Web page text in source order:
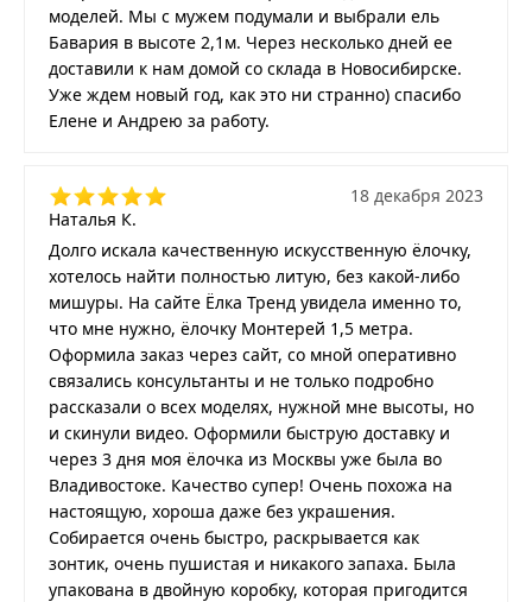
моделей. Мы с мужем подумали и выбрали ель
Бавария в высоте 2,1м. Через несколько дней ее
доставили к нам домой со склада в Новосибирске.
Уже ждем новый год, как это ни странно) спасибо
Елене и Андрею за работу.
Наталья К.
18 декабря 2023
Долго искала качественную искусственную ёлочку,
хотелось найти полностью литую, без какой-либо
мишуры. На сайте Ёлка Тренд увидела именно то,
что мне нужно, ёлочку Монтерей 1,5 метра.
Оформила заказ через сайт, со мной оперативно
связались консультанты и не только подробно
рассказали о всех моделях, нужной мне высоты, но
и скинули видео. Оформили быструю доставку и
через 3 дня моя ёлочка из Москвы уже была во
Владивостоке. Качество супер! Очень похожа на
настоящую, хороша даже без украшения.
Собирается очень быстро, раскрывается как
зонтик, очень пушистая и никакого запаха. Была
упакована в двойную коробку, которая пригодится